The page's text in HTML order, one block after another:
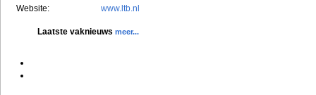
Website:
www.ltb.nl
Laatste vaknieuws meer...